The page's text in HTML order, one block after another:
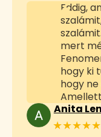
Eddig,
mert
hogy ki
hogy
Anita
★★★★★